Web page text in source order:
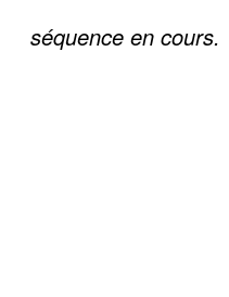
séquence en cours.